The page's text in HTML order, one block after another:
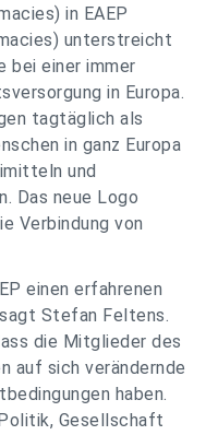
in EAEP
unterstreicht
bei einer immer
in Europa.
tagtäglich als
in ganz Europa
und
Das neue Logo
Verbindung von
einen erfahrenen
Stefan Feltens.
die Mitglieder des
auf sich verändernde
haben.
Gesellschaft